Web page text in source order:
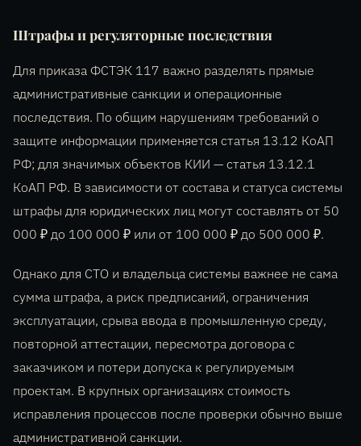
Штрафы и регуляторные последствия
Для приказа ФСТЭК 117 важно разделять прямые
административные санкции и операционные
последствия. По общим нарушениям требований о
защите информации применяется статья 13.12 КоАП
РФ; для значимых объектов КИИ — статья 13.12.1
КоАП РФ. В зависимости от состава и статуса системы
штрафы для юридических лиц могут составлять от 50
000 ₽ до 100 000 ₽ или от 100 000 ₽ до 500 000 ₽.
Однако для CTO и владельца системы важнее не сама
сумма штрафа, а риск предписаний, ограничения
эксплуатации, срыва ввода в промышленную среду,
повторной аттестации, пересмотра договора с
заказчиком и потери допуска к регулируемым
проектам. В крупных организациях стоимость
исправления процессов после проверки обычно выше
административной санкции.